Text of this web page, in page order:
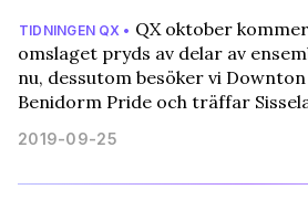
TIDNINGEN QX • QX oktober
omslaget pryds av delar av
nu, dessutom besöker vi
Benidorm Pride och träffar
2019-09-25